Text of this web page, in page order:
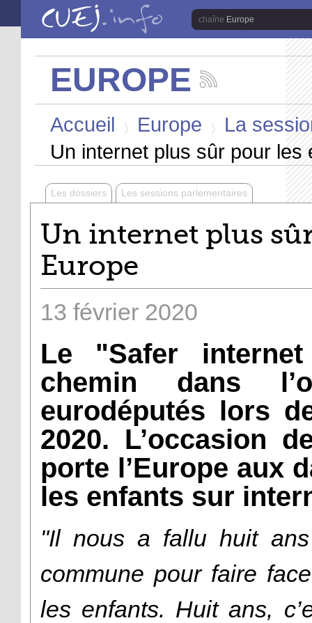
Aller au contenu principal
Europe
EUROPE
les
de
la
chaîne
Europe
Accueil Europe
La
Un internet plus sûr pour les
Les dossiers Les sessions parlementaires
Un internet plus
Europe
13 février 2020
Le "Safer
chemin dans
eurodéputés lors
2020. L’occasion
porte l’Europe aux
les enfants sur
"Il nous a fallu huit
commune pour faire
les enfants. Huit ans,